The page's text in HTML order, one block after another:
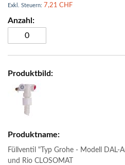
7,21 CHF
Füllventil "Typ Grohe - Modell DAL-
und Rio CLOSOMAT